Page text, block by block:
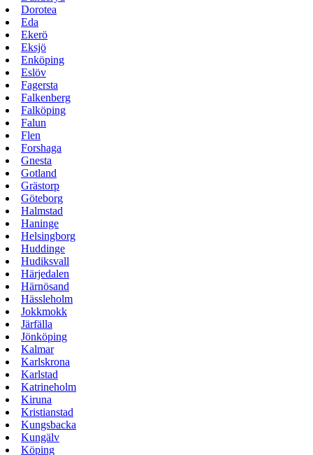
Dorotea
Eda
Ekerö
Eksjö
Enköping
Eslöv
Fagersta
Falkenberg
Falköping
Falun
Flen
Forshaga
Gnesta
Gotland
Grästorp
Göteborg
Halmstad
Haninge
Helsingborg
Huddinge
Hudiksvall
Härjedalen
Härnösand
Hässleholm
Jokkmokk
Järfälla
Jönköping
Kalmar
Karlskrona
Karlstad
Katrineholm
Kiruna
Kristianstad
Kungsbacka
Kungälv
Köping